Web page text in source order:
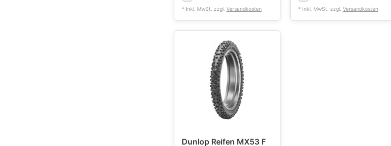
* Inkl. MwSt. zzgl. Versandkosten * Inkl. MwSt. zzgl. Versandkosten
Dunlop Reifen MX53 F